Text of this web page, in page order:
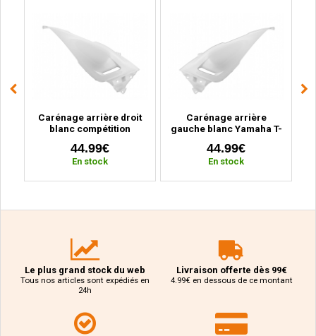
Carénage arrière droit
blanc compétition
à 2016)
44.99€
En stock
Carénage arrière
gauche blanc Yamaha T-
44.99€
En stock
Le plus grand stock du web
Tous nos articles sont expédiés en
24h
Livraison offerte dès 99€
4.99€ en dessous de ce montant